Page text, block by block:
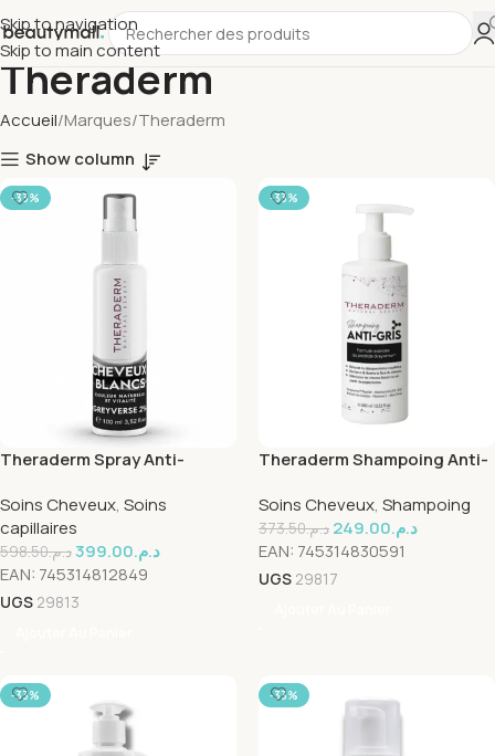
Skip to navigation
Skip to main content
Theraderm
Accueil Marques Theraderm
Show column
-33%
Theraderm Spray Anti-
125ml
Soins Cheveux, Soins
capillaires
د.م.598.50 د.م.399.00
EAN: 745314812849
UGS 29813
-33%
Theraderm Shampoing Anti-
Soins Cheveux, Shampoing
د.م.373.50 د.م.249.00
EAN: 745314830591
UGS 29817
-33% -33%